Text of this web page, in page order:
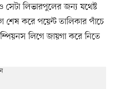
লিভারপুলের জন্য যথেষ্ট
শেষ করে পয়েন্ট তালিকার পাঁচে
লিগে জায়গা করে নিতে